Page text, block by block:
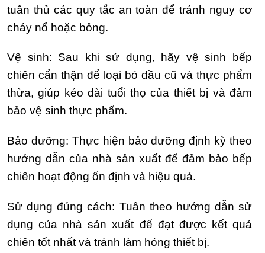
tuân thủ các quy tắc an toàn để tránh nguy cơ
cháy nổ hoặc bỏng.
Vệ sinh: Sau khi sử dụng, hãy vệ sinh bếp
chiên cẩn thận để loại bỏ dầu cũ và thực phẩm
thừa, giúp kéo dài tuổi thọ của thiết bị và đảm
bảo vệ sinh thực phẩm.
Bảo dưỡng: Thực hiện bảo dưỡng định kỳ theo
hướng dẫn của nhà sản xuất để đảm bảo bếp
chiên hoạt động ổn định và hiệu quả.
Sử dụng đúng cách: Tuân theo hướng dẫn sử
dụng của nhà sản xuất để đạt được kết quả
chiên tốt nhất và tránh làm hỏng thiết bị.